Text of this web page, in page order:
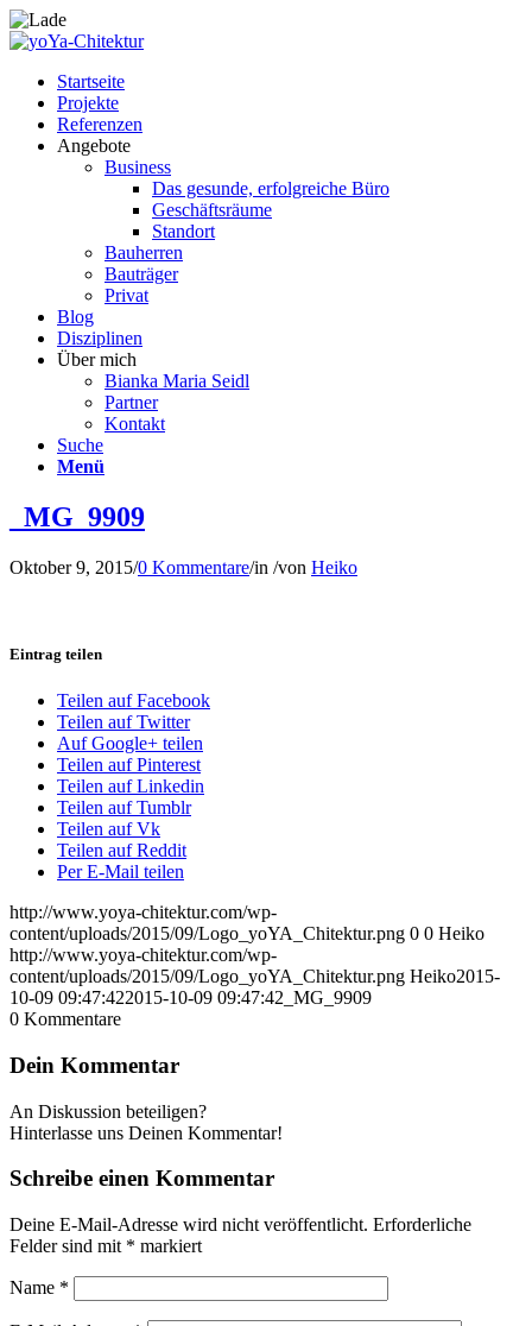
Startseite
Projekte
Referenzen
Angebote
Business
Das gesunde, erfolgreiche Büro
Geschäftsräume
Standort
Bauherren
Bauträger
Privat
Blog
Disziplinen
Über mich
Bianka Maria Seidl
Partner
Kontakt
Suche
Menü
_MG_9909
Oktober 9, 2015/0 Kommentare/in /von Heiko
Eintrag teilen
Teilen auf Facebook
Teilen auf Twitter
Auf Google+ teilen
Teilen auf Pinterest
Teilen auf Linkedin
Teilen auf Tumblr
Teilen auf Vk
Teilen auf Reddit
Per E-Mail teilen
http://www.yoya-chitektur.com/wp-
content/uploads/2015/09/Logo_yoYA_Chitektur.png 0 0 Heiko
http://www.yoya-chitektur.com/wp-
content/uploads/2015/09/Logo_yoYA_Chitektur.png Heiko2015-
10-09 09:47:422015-10-09 09:47:42 _MG_9909
0 Kommentare
Dein Kommentar
An Diskussion beteiligen?
Hinterlasse uns Deinen Kommentar!
Schreibe einen Kommentar
Deine E-Mail-Adresse wird nicht veröffentlicht. Erforderliche
Felder sind mit * markiert
Name *